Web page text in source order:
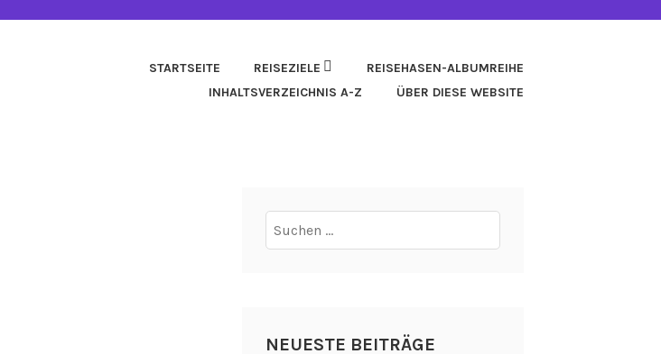
STARTSEITE REISEZIELE
REISEHASEN-ALBUMREIHE
INHALTSVERZEICHNIS A-Z
ÜBER DIESE WEBSITE
Suchen
nach:
NEUESTE BEITRÄGE